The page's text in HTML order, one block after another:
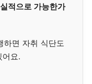
적으로 가능한가
하면 자취 식단도
요.